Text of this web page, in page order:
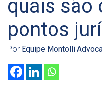
quais são
pontos
Por Equipe Montolli